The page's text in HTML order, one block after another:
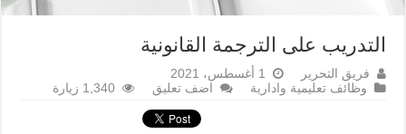
التدريب على الترجمة القانونية
فريق التحرير
1 أغسطس، 2021
وظائف تعليمية وادارية
اضف تعليق 1,340 زيارة